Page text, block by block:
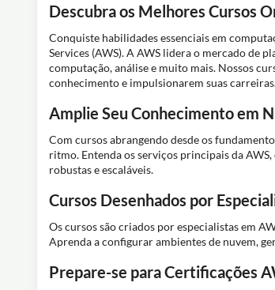
Descubra os Melhores Cursos
Conquiste habilidades essenciais em
Services (AWS). A AWS lidera o mercado de
computação, análise e muito mais. Nossos
conhecimento e impulsionarem suas
Amplie Seu Conhecimento em
Com cursos abrangendo desde os
ritmo. Entenda os serviços principais da
robustas e escaláveis.
Cursos Desenhados por
Os cursos são criados por especialistas em
Aprenda a configurar ambientes de nuvem,
Prepare-se para Certificações